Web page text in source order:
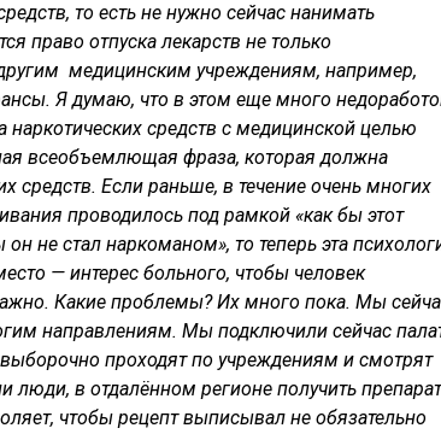
то есть не нужно сейчас нанимать
право отпуска лекарств не только
медицинским учреждениям, например,
Я думаю, что в этом еще много
средств с медицинской целью
всеобъемлющая фраза, которая должна
Если раньше, в течение очень многих
проводилось под рамкой «как бы этот
не стал наркоманом», то теперь эта
— интерес больного, чтобы человек
Какие проблемы? Их много пока. Мы
направлениям. Мы подключили сейчас
проходят по учреждениям и смотрят
в отдалённом регионе получить
чтобы рецепт выписывал не обязательно